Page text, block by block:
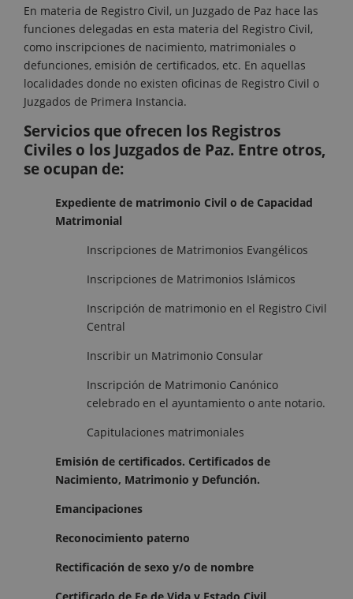
En materia de Registro Civil, un Juzgado de Paz hace las
funciones delegadas en esta materia del Registro Civil,
como inscripciones de nacimiento, matrimoniales o
defunciones, emisión de certificados, etc. En aquellas
localidades donde no existen oficinas de Registro Civil o
Juzgados de Primera Instancia.
Servicios que ofrecen los Registros
Civiles o los Juzgados de Paz. Entre otros,
se ocupan de:
Expediente de matrimonio Civil o de Capacidad
Matrimonial
Inscripciones de Matrimonios Evangélicos
Inscripciones de Matrimonios Islámicos
Inscripción de matrimonio en el Registro Civil
Central
Inscribir un Matrimonio Consular
Inscripción de Matrimonio Canónico
celebrado en el ayuntamiento o ante notario.
Capitulaciones matrimoniales
Emisión de certificados. Certificados de
Nacimiento, Matrimonio y Defunción.
Emancipaciones
Reconocimiento paterno
Rectificación de sexo y/o de nombre